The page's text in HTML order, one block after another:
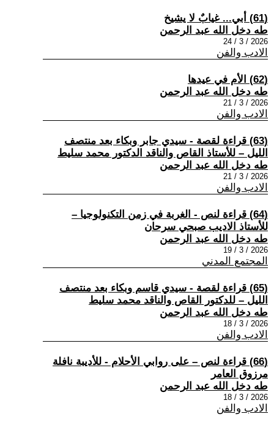
(61) أبي... غيابٌ لا يشيخ
طه دخل الله عبد الرحمن
2026 / 3 / 24
الادب والفن
(62) الأم في عيدها
طه دخل الله عبد الرحمن
2026 / 3 / 21
الادب والفن
(63) قراءة لقصة - سيدي جابر وبكاء بعد منتصف
الليل – للأستاذ القاص والناقد الدكتور محمد سليط
طه دخل الله عبد الرحمن
2026 / 3 / 21
الادب والفن
(64) قراءة لنص - الغربة في زمن التكنولوجيا –
للأستاذ الاديب صبحي سرحان
طه دخل الله عبد الرحمن
2026 / 3 / 19
المجتمع المدني
(65) قراءة لقصة - سيدي قاسم وبكاء بعد منتصف
الليل – للدكتور القاص والناقد محمد سليط
طه دخل الله عبد الرحمن
2026 / 3 / 18
الادب والفن
(66) قراءة لنص – على روابي الأحلام - للأديبة نافلة
مرزوق العامر
طه دخل الله عبد الرحمن
2026 / 3 / 18
الادب والفن